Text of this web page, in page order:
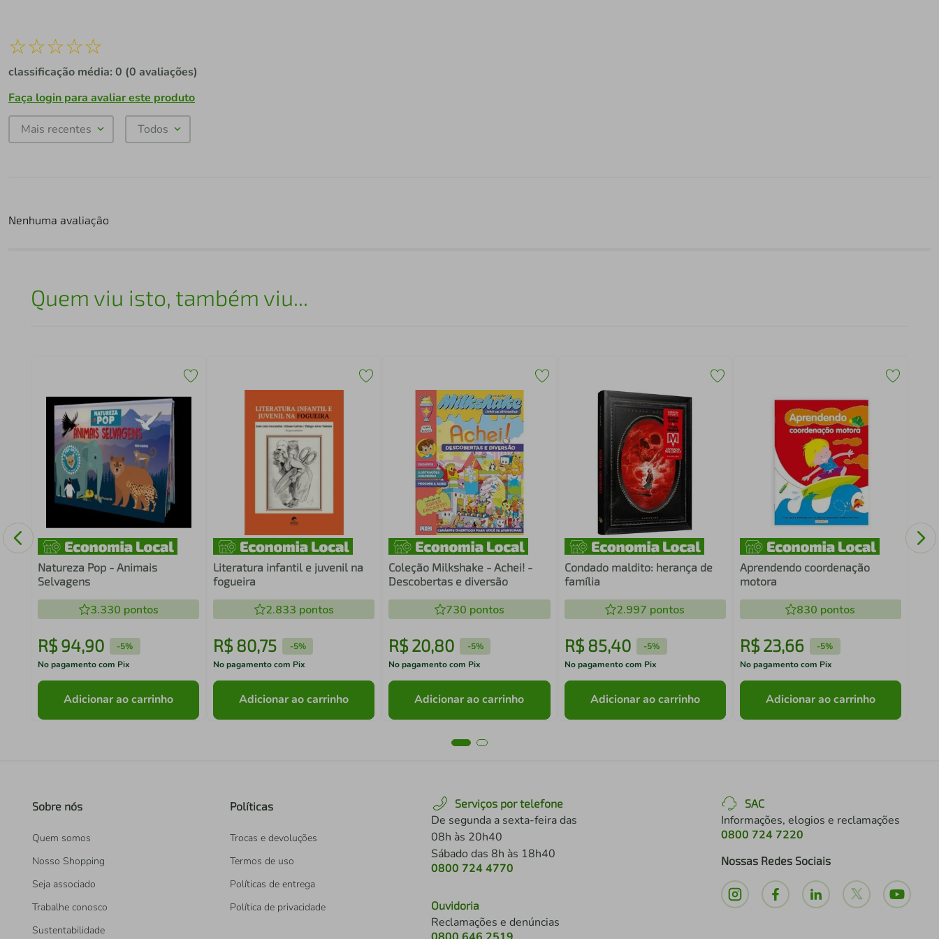
☆☆☆☆☆
classificação média: 0 (0 avaliações)
Faça login para avaliar este produto
Mais recentes Todos
Nenhuma avaliação
Quem viu isto, também viu...
Natureza Pop - Animais
Selvagens
3.330 pontos
R$ 94,90 -5%
No pagamento com Pix
Adicionar ao carrinho
Literatura infantil e juvenil na
fogueira
2.833 pontos
R$ 80,75 -5%
No pagamento com Pix
Adicionar ao carrinho
Coleção Milkshake - Achei! -
Descobertas e diversão
730 pontos
R$20,80 -5%
No pagamento com Pix
Adicionar ao carrinho
Condado maldito: herança de
família
2.997 pontos
R$ 85,40 -5%
No pagamento com Pix
Adicionar ao carrinho
Aprendendo coordenação
motora
830 pontos
R$ 23,66 -5%
No pagamento com Pix
Adicionar ao carrinho
Sobre nós
Quem somos
Nosso Shopping
Seja associado
Trabalhe conosco
Sustentabilidade
Políticas
Trocas e devoluções
Termos de uso
Políticas de entrega
Política de privacidade
Serviços por telefone
De segunda a sexta-feira das
08h às 20h40
Sábado das 8h às 18h40
0800 724 4770
Ouvidoria
Reclamações e denúncias
SAC
Informações, elogios e reclamações
0800 724 7220
Nossas Redes Sociais